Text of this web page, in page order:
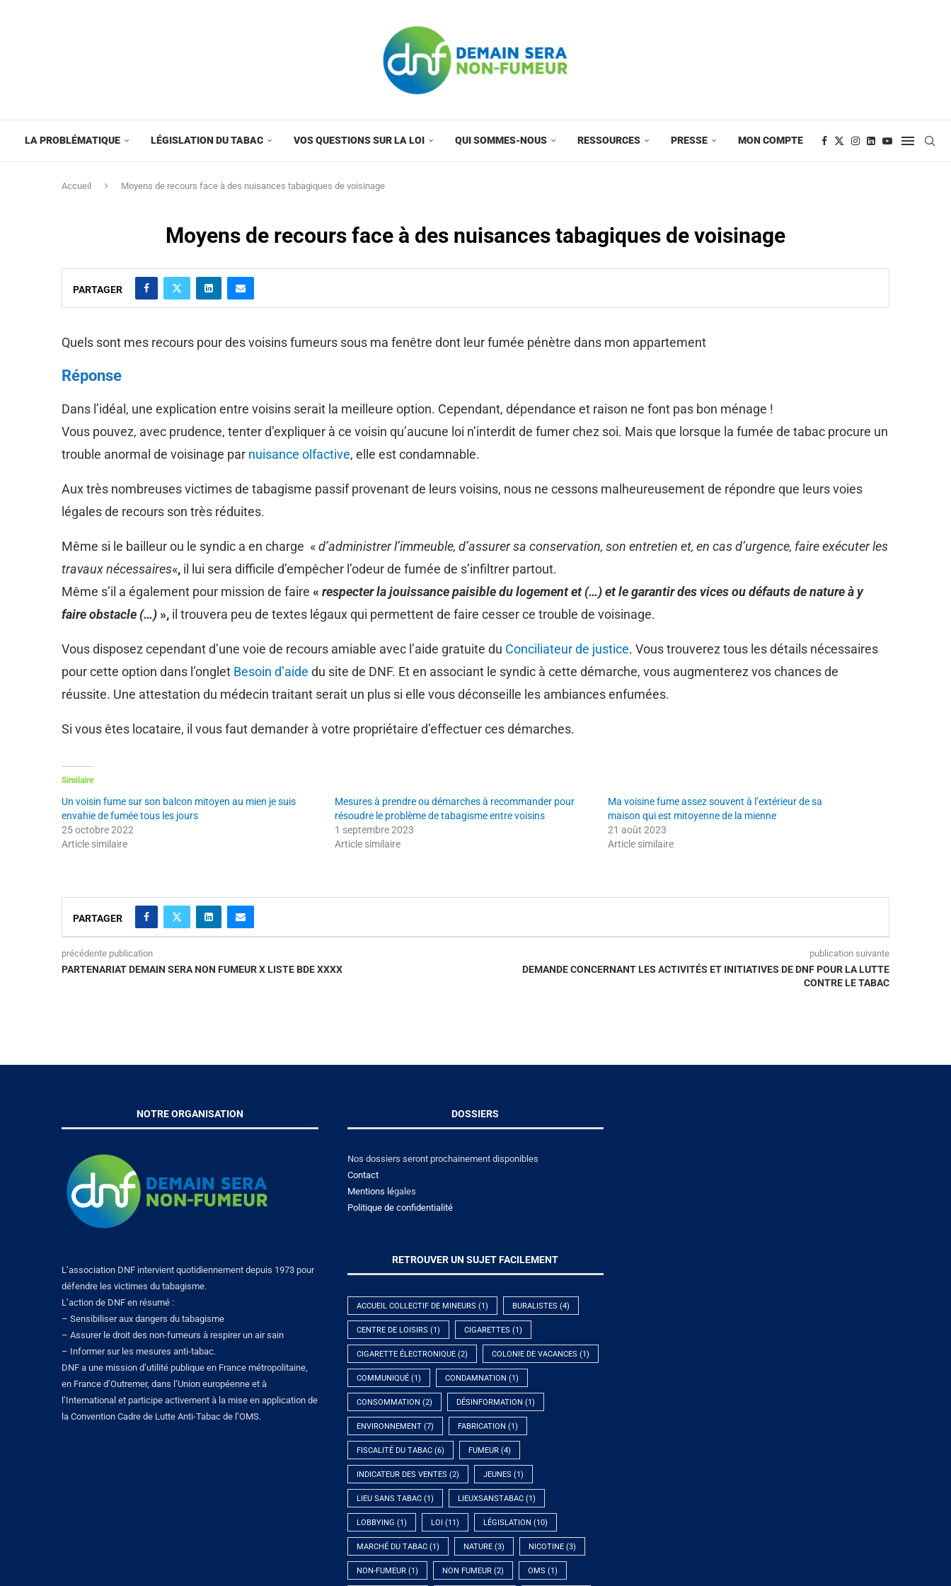
LA PROBLÉMATIQUE LÉGISLATION DU TABAC VOS QUESTIONS SUR LA LOI QUI SOMMES-NOUS RESSOURCES PRESSE MON COMPTE
Accueil Moyens de recours face à des nuisances tabagiques de voisinage
Moyens de recours face à des nuisances tabagiques de voisinage
PARTAGER
Quels sont mes recours pour des voisins fumeurs sous ma fenêtre dont leur fumée pénètre dans mon appartement
Réponse
Dans l’idéal, une explication entre voisins serait la meilleure option. Cependant, dépendance et raison ne font pas bon ménage !
Vous pouvez, avec prudence, tenter d’expliquer à ce voisin qu’aucune loi n’interdit de fumer chez soi. Mais que lorsque la fumée de tabac procure un
trouble anormal de voisinage par nuisance olfactive, elle est condamnable.
Aux très nombreuses victimes de tabagisme passif provenant de leurs voisins, nous ne cessons malheureusement de répondre que leurs voies
légales de recours son très réduites.
Même si le bailleur ou le syndic a en charge «d’administrer l’immeuble, d’assurer sa conservation, son entretien et, en cas d’urgence, faire exécuter les
travaux nécessaires«, il lui sera difficile d’empêcher l’odeur de fumée de s’infiltrer partout.
Même s’il a également pour mission de faire « respecter la jouissance paisible du logement et (…) et le garantir des vices ou défauts de nature à y
faire obstacle (…) », il trouvera peu de textes légaux qui permettent de faire cesser ce trouble de voisinage.
Vous disposez cependant d’une voie de recours amiable avec l’aide gratuite du Conciliateur de justice. Vous trouverez tous les détails nécessaires
pour cette option dans l’onglet Besoin d’aide du site de DNF. Et en associant le syndic à cette démarche, vous augmenterez vos chances de
réussite. Une attestation du médecin traitant serait un plus si elle vous déconseille les ambiances enfumées.
Si vous êtes locataire, il vous faut demander à votre propriétaire d’effectuer ces démarches.
Similaire
Un voisin fume sur son balcon mitoyen au mien je suis
envahie de fumée tous les jours
25 octobre 2022
Article similaire
Mesures à prendre ou démarches à recommander pour
résoudre le problème de tabagisme entre voisins
1 septembre 2023
Article similaire
Ma voisine fume assez souvent à l’extérieur de sa
maison qui est mitoyenne de la mienne
21 août 2023
Article similaire
PARTAGER
précédente publication
PARTENARIAT DEMAIN SERA NON FUMEUR X LISTE BDE XXXX
publication suivante
DEMANDE CONCERNANT LES ACTIVITÉS ET INITIATIVES DE DNF POUR LA LUTTE
CONTRE LE TABAC
NOTRE ORGANISATION
L’association DNF intervient quotidiennement depuis 1973 pour
défendre les victimes du tabagisme.
L’action de DNF en résumé :
– Sensibiliser aux dangers du tabagisme
– Assurer le droit des non-fumeurs à respirer un air sain
– Informer sur les mesures anti-tabac.
DNF a une mission d’utilité publique en France métropolitaine,
en France d’Outremer, dans l’Union européenne et à
l’International et participe activement à la mise en application de
la Convention Cadre de Lutte Anti-Tabac de l’OMS.
DOSSIERS
Nos dossiers seront prochainement disponibles
Contact
Mentions légales
Politique de confidentialité
RETROUVER UN SUJET FACILEMENT
ACCUEIL COLLECTIF DE MINEURS (1) BURALISTES (4)
CENTRE DE LOISIRS (1) CIGARETTES (1)
CIGARETTE ÉLECTRONIQUE(2) COLONIE DE VACANCES (1)
COMMUNIQUÉ(1) CONDAMNATION (1)
CONSOMMATION (2) DÉSINFORMATION (1)
ENVIRONNEMENT(7) FABRICATION (1)
FISCALITÉ DU TABAC(6) FUMEUR(4)
INDICATEUR DES VENTES (2) JEUNES (1)
LIEU SANS TABAC(1) LIEUXSANSTABAC(1)
LOBBYING (1) LOI (11) LÉGISLATION (10)
MARCHÉ DU TABAC(1) NATURE(3) NICOTINE(3)
NON-FUMEUR(1) NON FUMEUR(2) OMS (1)